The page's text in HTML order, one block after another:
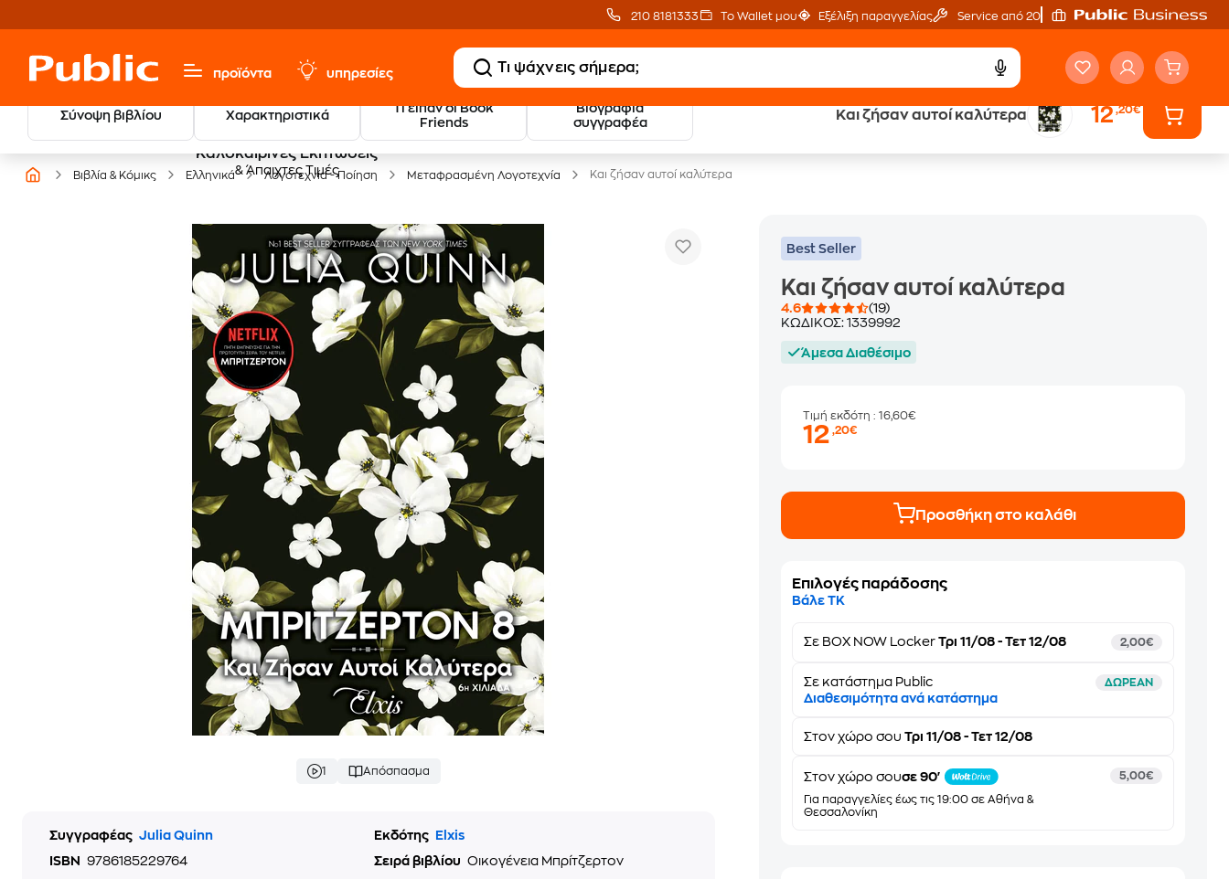
210 8181333 Το Wallet μου Εξέλιξη παραγγελίας Service από 20'
προϊόντα υπηρεσίες
Σύνοψη βιβλίου Χαρακτηριστικά
Τι είπαν οι Book
Friends
Βιογραφία
συγγραφέα
Και ζήσαν αυτοί καλύτερα 12,20€
Καλοκαιρινές Εκπτώσεις
& Άπαιχτες Τιμές
20 € Public επιστροφή
με Snappi με Public+ Delivery
Έλα στον κόσμο
Βιβλία & Κόμικς Ελληνικά Λογοτεχνία - Ποίηση Μεταφρασμένη Λογοτεχνία Και ζήσαν αυτοί καλύτερα
1 Απόσπασμα
Συγγραφέας Julia Quinn Εκδότης
Elxis
ISBN
9786185229764 Σειρά βιβλίου Οικογένεια Μπρίτζερτον
Best Seller
Και ζήσαν αυτοί καλύτερα
4.6
(19)
ΚΩΔΙΚΟΣ:1339992
Άμεσα Διαθέσιμο
Τιμή εκδότη: 16,60€
12,20€
Προσθήκη στο καλάθι
Επιλογές παράδοσης
Βάλε ΤΚ
Σε BOX NOW Locker Τρι 11/08 - Τετ 12/08 2,00€
Σε κατάστημα Public ΔΩΡΕΑΝ
Διαθεσιμότητα ανά κατάστημα
Στονχώρο σου Τρι 11/08 - Τετ 12/08
Στον χώρο σουσε 90'
Για παραγγελίες έως τις 19:00 σε Αθήνα &
Θεσσαλονίκη
5,00€